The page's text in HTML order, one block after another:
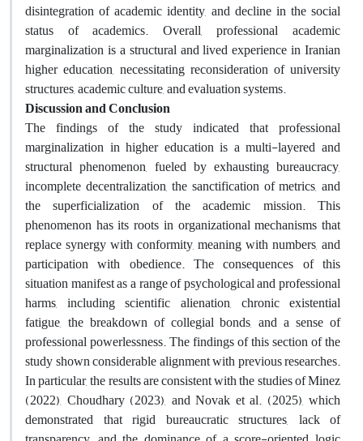
disintegration of academic identity, and decline in the social
status of academics. Overall, professional academic
marginalization is a structural and lived experience in Iranian
higher education, necessitating reconsideration of university
structures, academic culture, and evaluation systems.
Discussion and Conclusion
The findings of the study indicated that professional
marginalization in higher education is a multi-layered and
structural phenomenon, fueled by exhausting bureaucracy,
incomplete decentralization, the sanctification of metrics, and
the superficialization of the academic mission. This
phenomenon has its roots in organizational mechanisms that
replace synergy with conformity, meaning with numbers, and
participation with obedience. The consequences of this
situation manifest as a range of psychological and professional
harms, including scientific alienation, chronic existential
fatigue, the breakdown of collegial bonds, and a sense of
professional powerlessness. The findings of this section of the
study shown considerable alignment with previous researches.
In particular, the results are consistent with the studies of Minez
(2022), Choudhary (2023), and Novak et al. (2025), which
demonstrated that rigid bureaucratic structures, lack of